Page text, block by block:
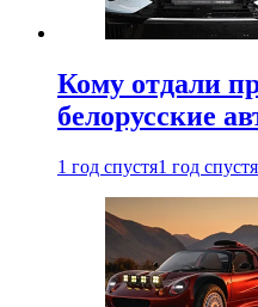
Кому отдали
белорусские
1 год спустя1 год спустя